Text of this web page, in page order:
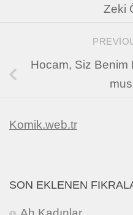
Zeki
Hocam, Siz Benim
Komik.web.tr
SON EKLENEN